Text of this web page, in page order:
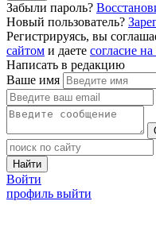
Забыли пароль?
Новый пользователь?
Регистрируясь, вы
сайтом и даете согласие
Написать в редакцию
Ваше имя
Найти
Войти
профиль выйти